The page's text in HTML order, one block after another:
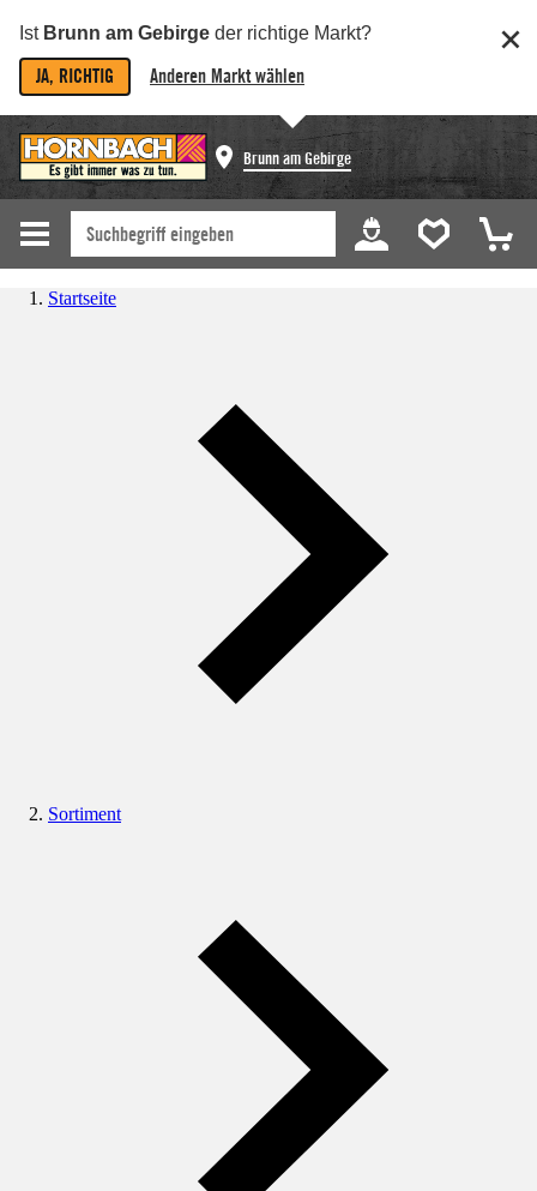
Ist Brunn am Gebirge der richtige Markt?
JA, RICHTIG Anderen Markt wählen
Brunn am Gebirge
Startseite
Sortiment